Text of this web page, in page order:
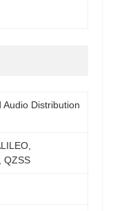
Audio Distribution
QZSS